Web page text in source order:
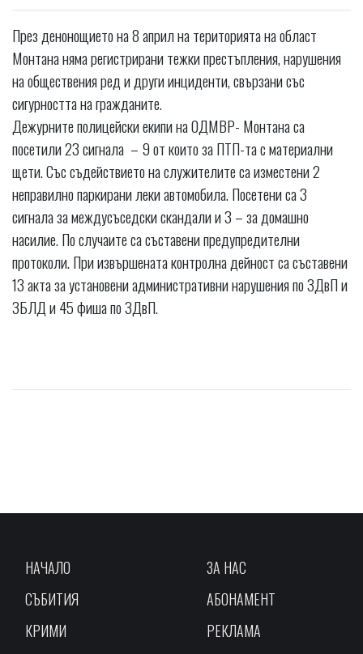
През денонощието на 8 април на територията на област
Монтана няма регистрирани тежки престъпления, нарушения
на обществения ред и други инциденти, свързани със
сигурността на гражданите.
Дежурните полицейски екипи на ОДМВР- Монтана са
посетили 23 сигнала – 9 от които за ПТП-та с материални
щети. Със съдействието на служителите са изместени 2
неправилно паркирани леки автомобила. Посетени са 3
сигнала за междусъседски скандали и 3 – за домашно
насилие. По случаите са съставени предупредителни
протоколи. При извършената контролна дейност са съставени
13 акта за установени административни нарушения по ЗДвП и
ЗБЛД и 45 фиша по ЗДвП.
НАЧАЛО
СЪБИТИЯ
КРИМИ
ЗА НАС
АБОНАМЕНТ
РЕКЛАМА